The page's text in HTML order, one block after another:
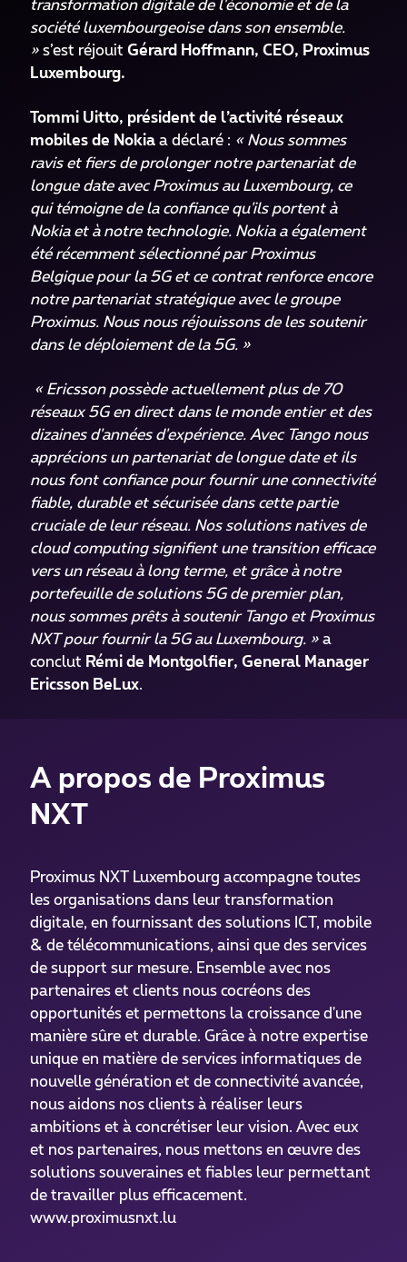
transformation digitale de l'économie et de la
société luxembourgeoise dans son ensemble.
» s’est réjouitGérard Hoffmann, CEO, Proximus
Luxembourg.
Tommi Uitto, président de l’activité réseaux
mobiles de Nokia a déclaré : « Nous sommes
ravis et fiers de prolonger notre partenariat de
longue date avec Proximus au Luxembourg, ce
qui témoigne de la confiance qu'ils portent à
Nokia et à notre technologie. Nokia a également
été récemment sélectionné par Proximus
Belgique pour la 5G et ce contrat renforce encore
notre partenariat stratégique avec le groupe
Proximus. Nous nous réjouissons de les soutenir
dans le déploiement de la 5G. »
« Ericsson possède actuellement plus de 70
réseaux 5G en direct dans le monde entier et des
dizaines d'années d'expérience. Avec Tango nous
apprécions un partenariat de longue date et ils
nous font confiance pour fournir une connectivité
fiable, durable et sécurisée dans cette partie
cruciale de leur réseau. Nos solutions natives de
cloud computing signifient une transition efficace
vers un réseau à long terme, et grâce à notre
portefeuille de solutions 5G de premier plan,
nous sommes prêts à soutenir Tango et Proximus
NXT pour fournir la 5G au Luxembourg. » a
conclut Rémi de Montgolfier, General Manager
Ericsson BeLux.
A propos de Proximus
NXT
Proximus NXT Luxembourg accompagne toutes
les organisations dans leur transformation
digitale, en fournissant des solutions ICT, mobile
& de télécommunications, ainsi que des services
de support sur mesure. Ensemble avec nos
partenaires et clients nous cocréons des
opportunités et permettons la croissance d'une
manière sûre et durable. Grâce à notre expertise
unique en matière de services informatiques de
nouvelle génération et de connectivité avancée,
nous aidons nos clients à réaliser leurs
ambitions et à concrétiser leur vision. Avec eux
et nos partenaires, nous mettons en œuvre des
solutions souveraines et fiables leur permettant
de travailler plus efficacement.
www.proximusnxt.lu